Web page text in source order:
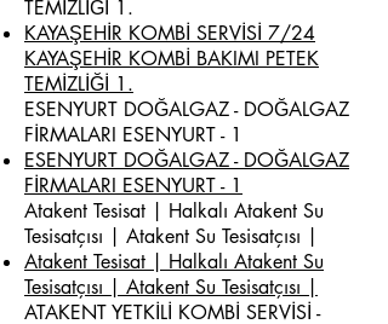
TEMİZLİĞİ 1.
KAYAŞEHİR KOMBİ SERVİSİ 7/24
KAYAŞEHİR KOMBİ BAKIMI PETEK
TEMİZLİĞİ 1.
ESENYURT DOĞALGAZ - DOĞALGAZ
FİRMALARI ESENYURT - 1
ESENYURT DOĞALGAZ - DOĞALGAZ
FİRMALARI ESENYURT - 1
Atakent Tesisat | Halkalı Atakent Su
Tesisatçısı | Atakent Su Tesisatçısı |
Atakent Tesisat | Halkalı Atakent Su
Tesisatçısı | Atakent Su Tesisatçısı |
ATAKENT YETKİLİ KOMBİ SERVİSİ -